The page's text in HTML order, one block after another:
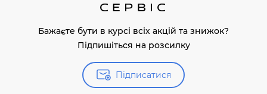
Бажаєте бути в курсі всіх акцій та знижок?
Підпишіться на розсилку
Підписатися